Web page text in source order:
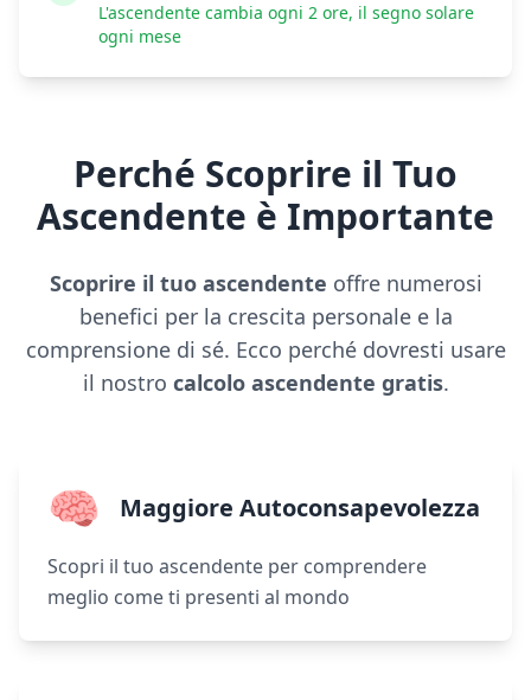
L'ascendente cambia ogni 2 ore, il segno solare
ogni mese
Perché Scoprire il Tuo
Ascendente è Importante
Scoprire il tuo ascendente offre numerosi
benefici per la crescita personale e la
comprensione di sé. Ecco perché dovresti usare
il nostro calcolo ascendente gratis.
🧠 Maggiore Autoconsapevolezza
Scopri il tuo ascendente per comprendere
meglio come ti presenti al mondo